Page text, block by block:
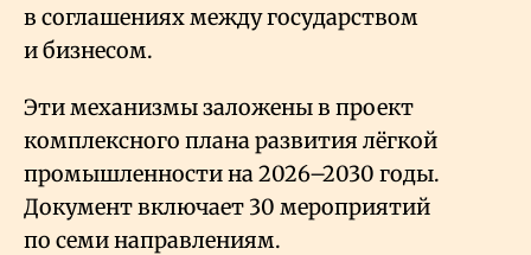
в соглашениях между государством
и бизнесом.
Эти механизмы заложены в проект
комплексного плана развития лёгкой
промышленности на 2026–2030 годы.
Документ включает 30 мероприятий
по семи направлениям.